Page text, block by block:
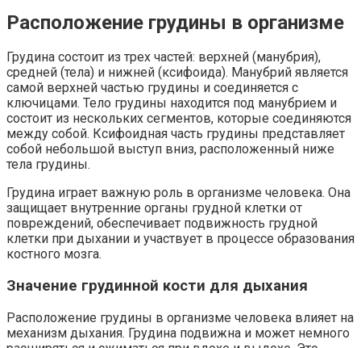
Расположение грудины в организме
Грудина состоит из трех частей: верхней (манубрия),
средней (тела) и нижней (ксифоида). Манубрий является
самой верхней частью грудины и соединяется с
ключицами. Тело грудины находится под манубрием и
состоит из нескольких сегментов, которые соединяются
между собой. Ксифоидная часть грудины представляет
собой небольшой выступ вниз, расположенный ниже
тела грудины.
Грудина играет важную роль в организме человека. Она
защищает внутренние органы грудной клетки от
повреждений, обеспечивает подвижность грудной
клетки при дыхании и участвует в процессе образования
костного мозга.
Значение грудинной кости для дыхания
Расположение грудины в организме человека влияет на
механизм дыхания. Грудина подвижна и может немного